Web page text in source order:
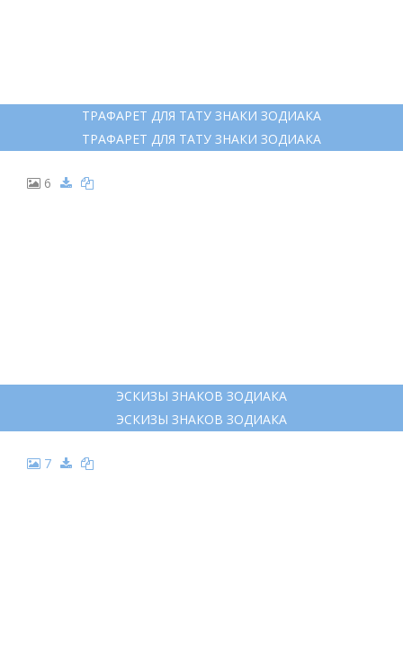
ТРАФАРЕТ ДЛЯ ТАТУ ЗНАКИ ЗОДИАКА
ТРАФАРЕТ ДЛЯ ТАТУ ЗНАКИ ЗОДИАКА
6
ЭСКИЗЫ ЗНАКОВ ЗОДИАКА
ЭСКИЗЫ ЗНАКОВ ЗОДИАКА
7